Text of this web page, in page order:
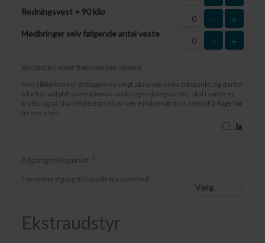
Redningsvest + 90 kilo
- +
Medbringer selv følgende antal veste
- +
Vestestørrelser fremsendes senere
Hvis I ikke kender deltagernes vægt på nuværende tidspunkt, og derfor
ikke har udfyldt ovenstående omkring redningsveste, skal I sætte et
kryds, og så skal Vestestørrelser være indsendt til os senest 3 dage før
turens start
Ja
Afgangstidspunkt *
Forventet afgangstidspunkt fra startsted
Ekstraudstyr